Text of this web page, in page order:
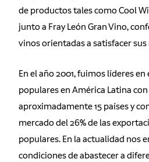
de productos tales como Cool
junto a Fray León Gran Vino,
vinos orientadas a satisfacer sus
En el año 2001, fuimos líderes
populares en América Latina
aproximadamente 15 países y
mercado del 26% de las
populares. En la actualidad nos
condiciones de abastecer a